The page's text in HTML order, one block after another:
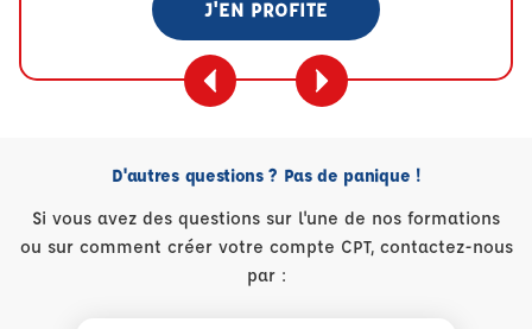
J'EN PROFITE
D'autres questions ? Pas de panique !
Si vous avez des questions sur l'une de nos formations
ou sur comment créer votre compte CPT, contactez-nous
par :